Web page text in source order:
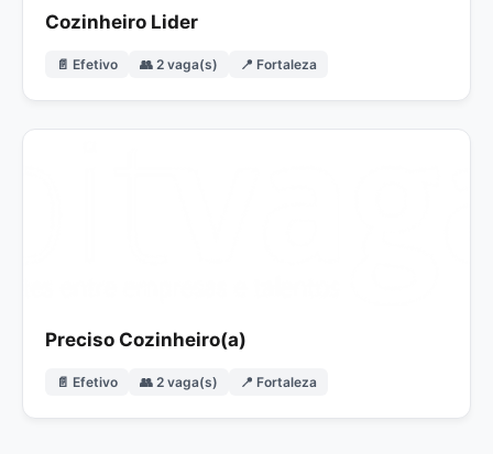
Cozinheiro Lider
📄 Efetivo 👥 2 vaga(s) 📍 Fortaleza
Preciso Cozinheiro(a)
📄 Efetivo 👥 2 vaga(s) 📍 Fortaleza